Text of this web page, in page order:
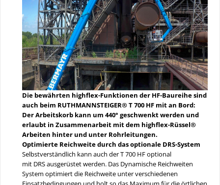
Die bewährten highflex-Funktionen der HF-Baureihe sind
auch beim RUTHMANNSTEIGER® T 700 HF mit an Bord:
Der Arbeitskorb kann um 440° geschwenkt werden und
erlaubt in Zusammenarbeit mit dem highflex-Rüssel®
Arbeiten hinter und unter Rohrleitungen.
Optimierte Reichweite durch das optionale DRS-System
Selbstverständlich kann auch der T 700 HF optional
mit DRS ausgerüstet werden. Das Dynamische Reichweiten
System optimiert die Reichweite unter verschiedenen